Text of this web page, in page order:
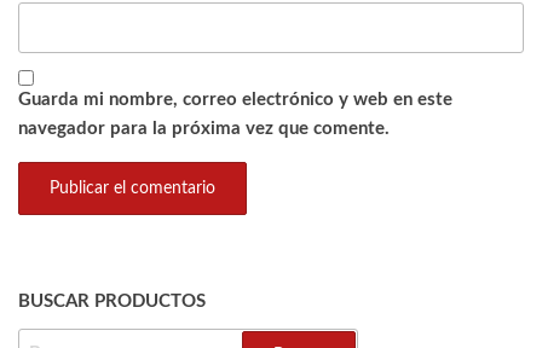
Guarda mi nombre, correo electrónico y web en este
navegador para la próxima vez que comente.
BUSCAR PRODUCTOS
BUSCAR: